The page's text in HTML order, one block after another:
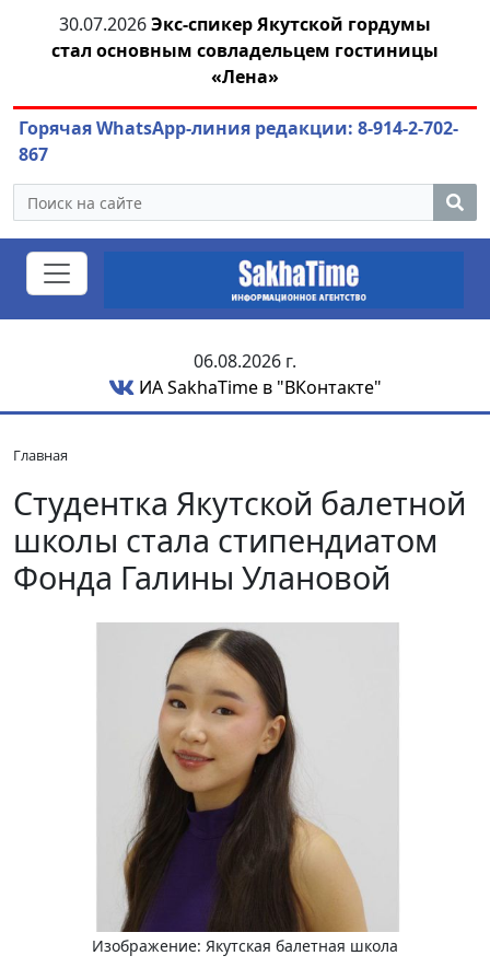
30.07.2026Экс-спикер Якутской гордумы
стал основным совладельцем гостиницы
«Лена»
Горячая WhatsApp-линия редакции: 8-914-2-702-
867
06.08.2026 г.
ИА SakhaTime в "ВКонтакте"
Главная
Студентка Якутской балетной
школы стала стипендиатом
Фонда Галины Улановой
Изображение: Якутская балетная школа